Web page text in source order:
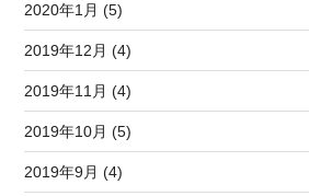
2020年1月 (5)
2019年12月 (4)
2019年11月 (4)
2019年10月 (5)
2019年9月 (4)